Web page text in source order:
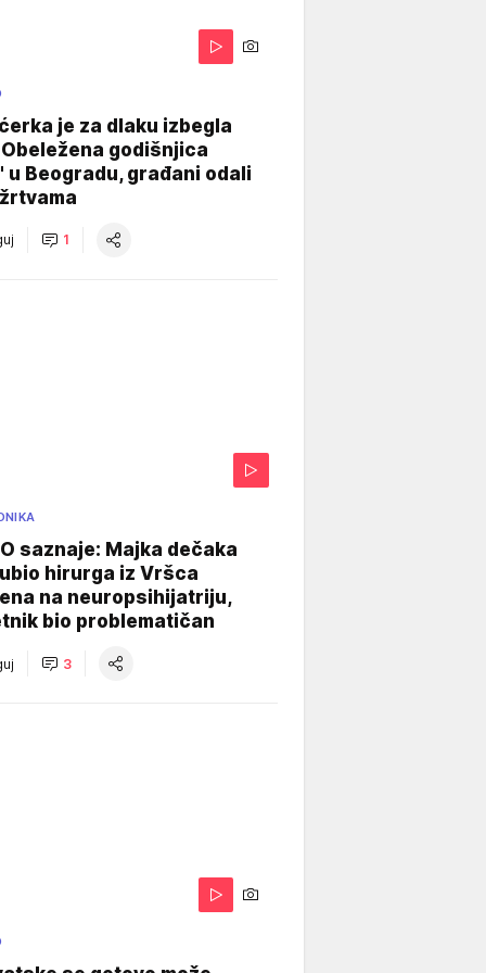
je za dlaku izbegla
godišnjica
u Beogradu, građani odali
1
saznaje: Majka dečaka
hirurga iz Vršca
na neuropsihijatriju,
bio problematičan
3